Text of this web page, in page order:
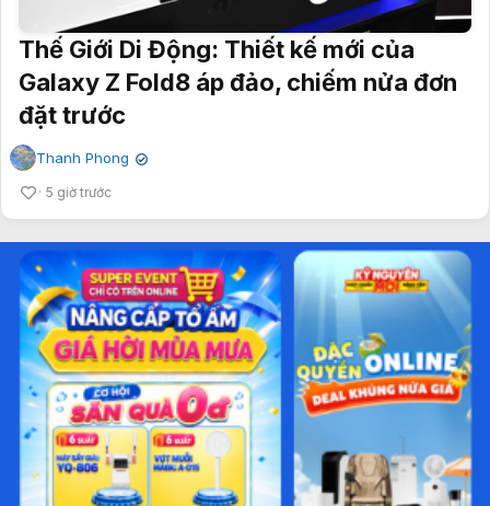
Thế Giới Di Động: Thiết kế mới của
Galaxy Z Fold8 áp đảo, chiếm nửa đơn
đặt trước
Thanh Phong ✔
5 giờ trước